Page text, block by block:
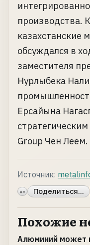
производства.
казахстанские
обсуждался в
заместителя
Нурлыбека
Ерсайына
Group Чен
Источник:
«» Поделиться...
Похожие
Алюминий может